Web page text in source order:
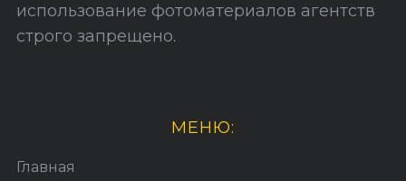
использование фотоматериалов агентств
строго запрещено.
МЕНЮ:
Главная